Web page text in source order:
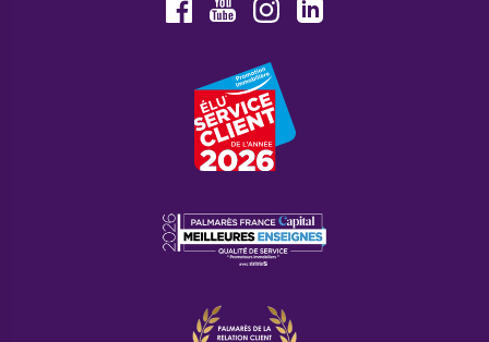
FacebookYoutubeInstagram